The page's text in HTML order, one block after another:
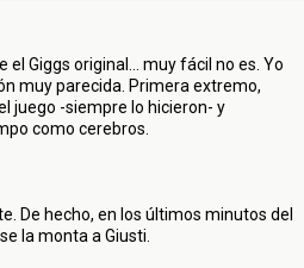
Giggs original... muy fácil no es. Yo
muy parecida. Primera extremo,
juego -siempre lo hicieron- y
como cerebros.
De hecho, en los últimos minutos del
la monta a Giusti.